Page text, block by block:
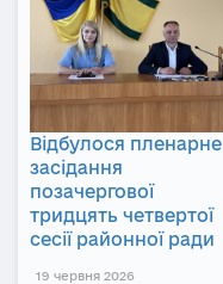
Відбулося пленарне
засідання
позачергової
тридцять четвертої
сесії районної ради
19 червня 2026